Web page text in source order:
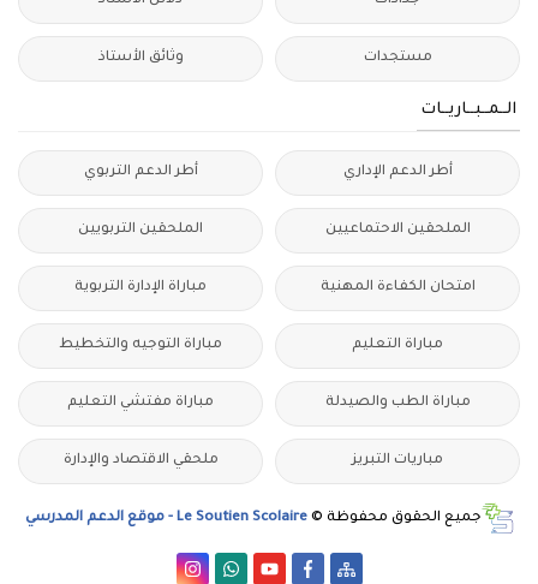
مستجدات وثائق الأستاذ
الــمــبــاريــات
أطر الدعم الإداري أطر الدعم التربوي
الملحقين الاحتماعيين الملحقين التربويين
امتحان الكفاءة المهنية مباراة الإدارة التربوية
مباراة التعليم مباراة التوجيه والتخطيط
مباراة الطب والصيدلة مباراة مفتشي التعليم
مباريات التبريز ملحقي الاقتصاد والإدارة
جميع الحقوق محفوظة © Le Soutien Scolaire - موقع الدعم المدرسي